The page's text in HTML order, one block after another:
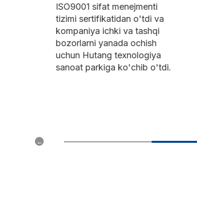
ISO9001 sifat menejmenti
tizimi sertifikatidan o'tdi va
kompaniya ichki va tashqi
bozorlarni yanada ochish
uchun Hutang texnologiya
sanoat parkiga ko'chib o'tdi.